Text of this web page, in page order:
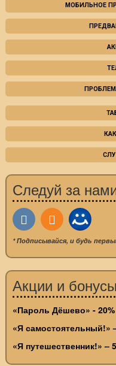
МОБИЛЬНОЕ
Следуй за
* Подписывайся, и будь
Акции и бонусы
«Пароль Дёшево» - 20%
«Я самостоятельный!»
«Я путешественник!» –